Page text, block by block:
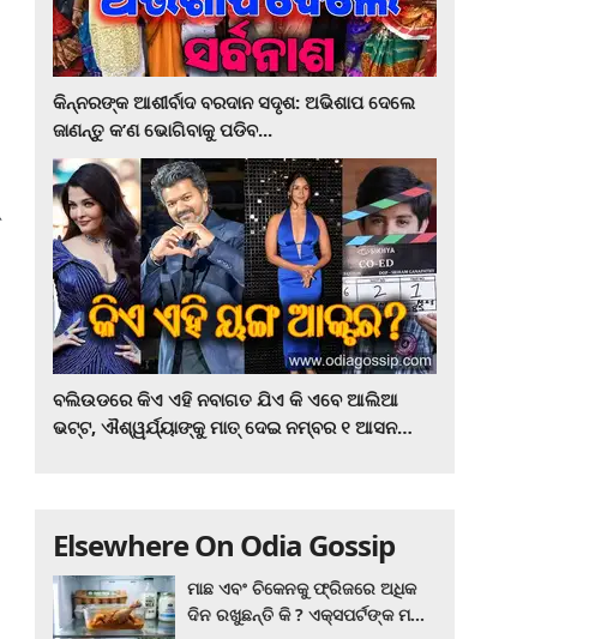
କିନ୍ନରଙ୍କ ଆଶୀର୍ବାଦ ବରଦାନ ସଦୃଶ: ଅଭିଶାପ ଦେଲେ
ଜାଣନ୍ତୁ କ’ଣ ଭୋଗିବାକୁ ପଡିବ...
ବଲିଉଡରେ କିଏ ଏହି ନବାଗତ ଯିଏ କି ଏବେ ଆଲିଆ
ଭଟ୍ଟ, ଐଶ୍ୱର୍ଯ୍ୟାଙ୍କୁ ମାତ୍‌ ଦେଇ ନମ୍ବର ୧ ଆସନ
Elsewhere On Odia Gossip
ମାଛ ଏବଂ ଚିକେନକୁ ଫ୍ରିଜରେ ଅଧିକ
ଦିନ ରଖୁଛନ୍ତି କି ? ଏକ୍ସପର୍ଟଙ୍କ ମତ